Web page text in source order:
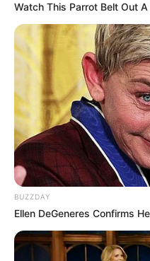
Watch This Parrot Belt Out
BUZZDAY
Ellen DeGeneres Confirms